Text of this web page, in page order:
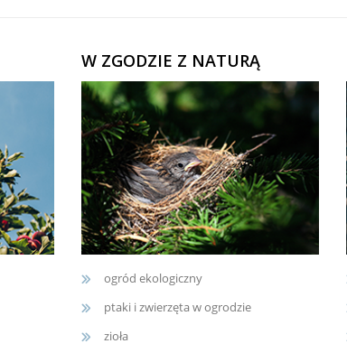
W ZGODZIE Z NATURĄ
ogród ekologiczny
ptaki i zwierzęta w ogrodzie
zioła